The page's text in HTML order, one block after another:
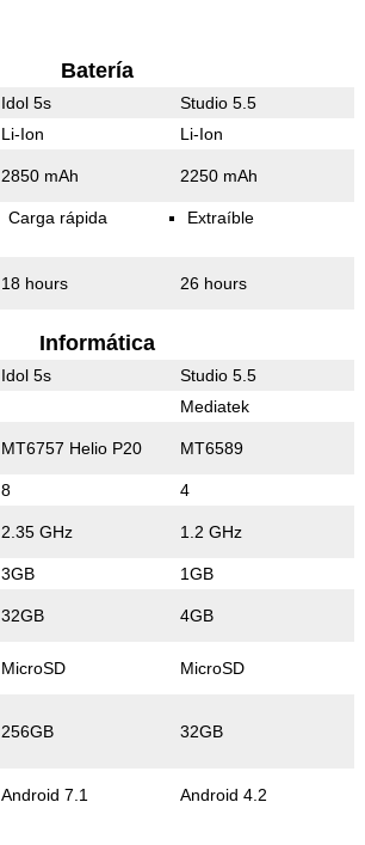
Batería
Idol 5s Studio 5.5
Li-Ion Li-Ion
2850 mAh 2250 mAh
Carga rápida Extraíble
18 hours 26 hours
Informática
Idol 5s Studio 5.5
Mediatek
MT6757 Helio P20 MT6589
8 4
2.35 GHz 1.2 GHz
3GB 1GB
32GB 4GB
MicroSD MicroSD
256GB 32GB
Android 7.1 Android 4.2